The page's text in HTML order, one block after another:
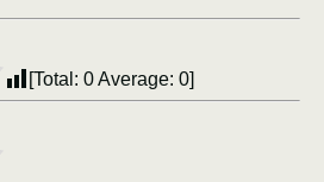
[Total: 0Average: 0]